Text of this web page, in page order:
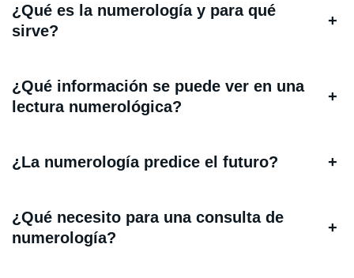
¿Qué es la numerología y para qué
sirve?
+
¿Qué información se puede ver en una
lectura numerológica?
+
¿La numerología predice el futuro? +
¿Qué necesito para una consulta de
numerología?
+